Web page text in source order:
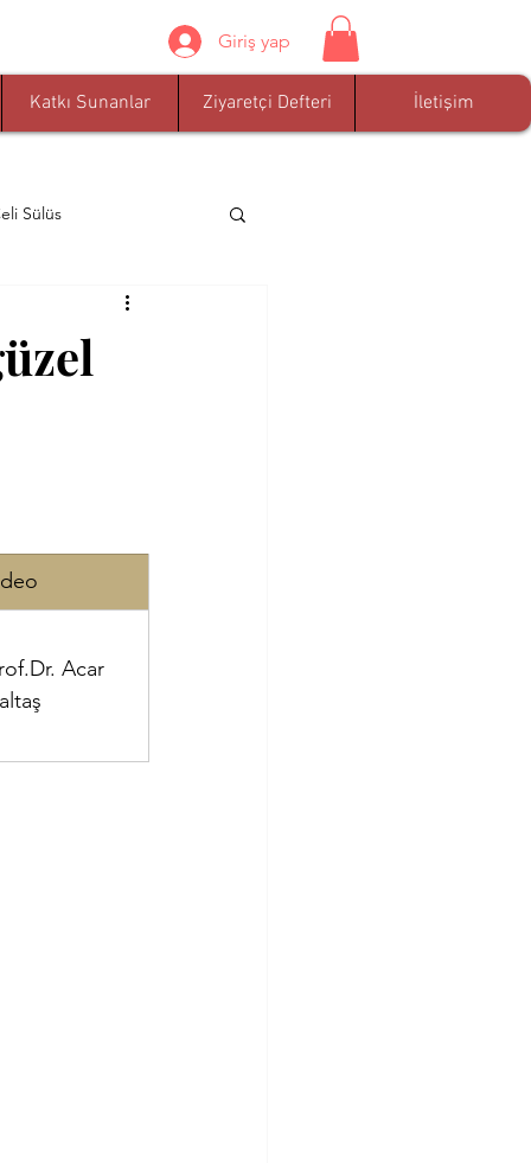
Giriş yap
Katkı Sunanlar Ziyaretçi Defteri İletişim
Sülüs
Arif Özdem
Ceyhun Oydem
Acar